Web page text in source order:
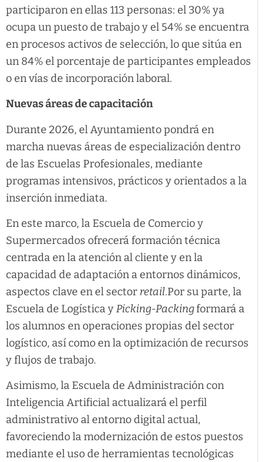
participaron en ellas 113 personas: el 30% ya
ocupa un puesto de trabajo y el 54% se encuentra
en procesos activos de selección, lo que sitúa en
un 84% el porcentaje de participantes empleados
o en vías de incorporación laboral.
Nuevas áreas de capacitación
Durante 2026, el Ayuntamiento pondrá en
marcha nuevas áreas de especialización dentro
de las Escuelas Profesionales, mediante
programas intensivos, prácticos y orientados a la
inserción inmediata.
En este marco, la Escuela de Comercio y
Supermercados ofrecerá formación técnica
centrada en la atención al cliente y en la
capacidad de adaptación a entornos dinámicos,
aspectos clave en el sector retail.Por su parte, la
Escuela de Logística yPicking-Packingformará a
los alumnos en operaciones propias del sector
logístico, así como en la optimización de recursos
y flujos de trabajo.
Asimismo, la Escuela de Administración con
Inteligencia Artificial actualizará el perfil
administrativo al entorno digital actual,
favoreciendo la modernización de estos puestos
mediante el uso de herramientas tecnológicas